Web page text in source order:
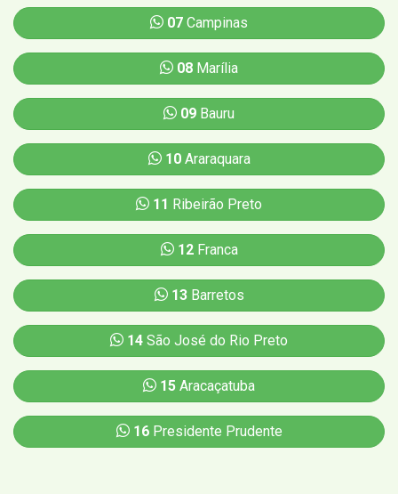
07 Campinas
08 Marília
09 Bauru
10Araraquara
11 Ribeirão Preto
12Franca
13Barretos
14 São José do Rio Preto
15 Aracaçatuba
16Presidente Prudente